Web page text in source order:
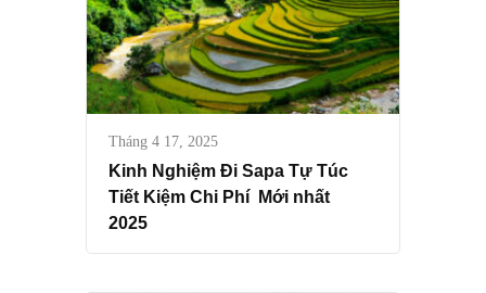
Tháng 4 17, 2025
Kinh Nghiệm Đi Sapa Tự Túc
Tiết Kiệm Chi Phí Mới nhất
2025